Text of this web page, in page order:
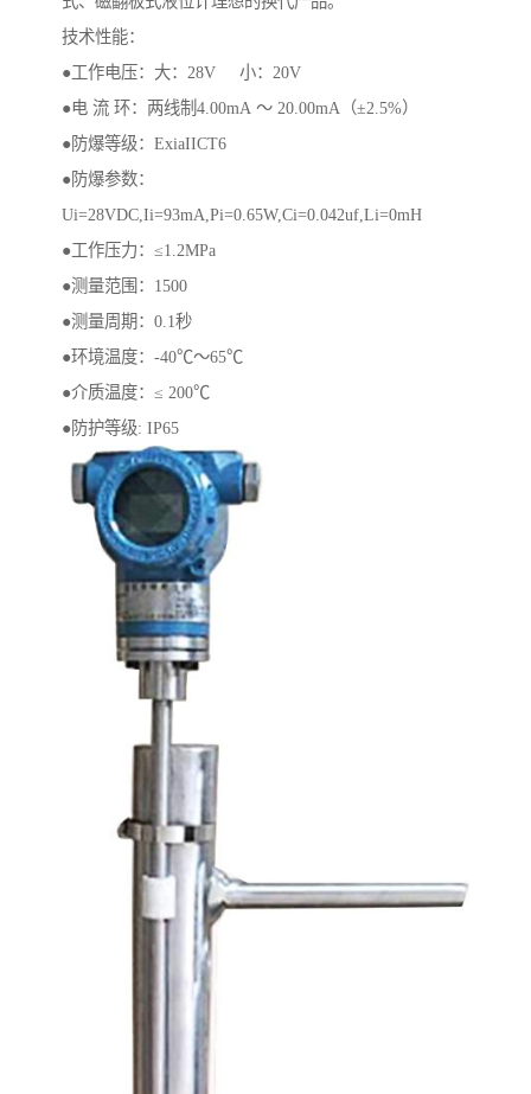
技术性能：
●工作电压：大：28V 小：20V
●电 流 环：两线制4.00mA ～ 20.00mA（±2.5%）
●防爆等级：ExiaIICT6
●防爆参数：
Ui=28VDC,Ii=93mA,Pi=0.65W,Ci=0.042uf,Li=0mH
●工作压力：≤1.2MPa
●测量范围：1500
●测量周期：0.1秒
●环境温度：-40℃～65℃
●介质温度：≤ 200℃
●防护等级: IP65